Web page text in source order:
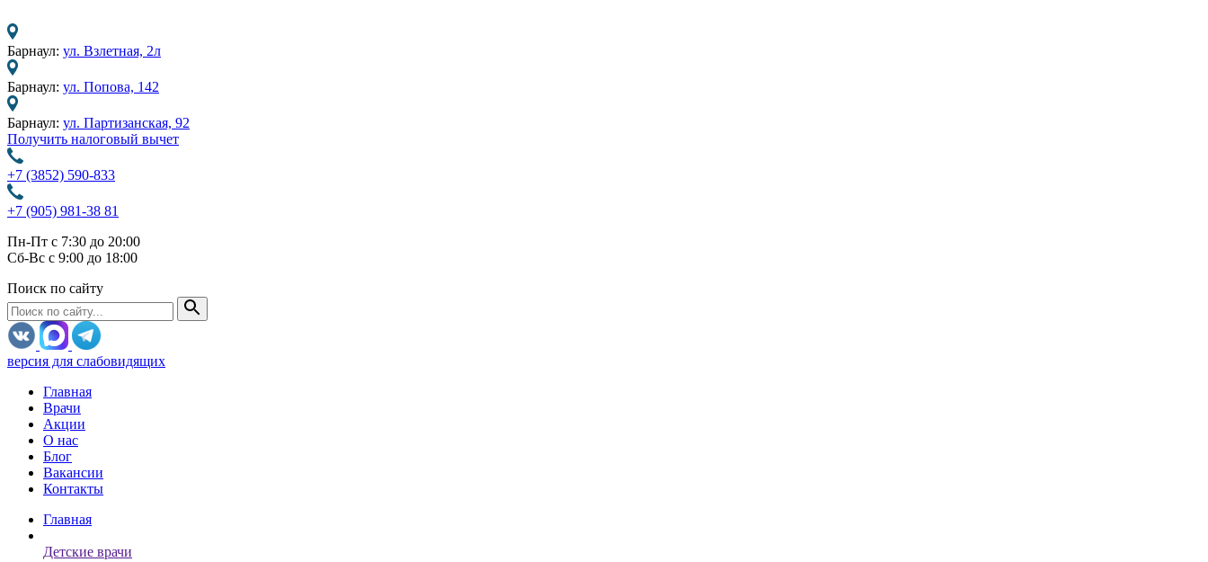
Барнаул: ул. Взлетная, 2л
Барнаул: ул. Попова, 142
Барнаул: ул. Партизанская, 92
Получить налоговый вычет
+7 (3852) 590-833
+7 (905) 981-38 81
Пн-Пт с 7:30 до 20:00
Сб-Вс с 9:00 до 18:00
Поиск по сайту
версия для слабовидящих
Главная
Врачи
Акции
О нас
Блог
Вакансии
Контакты
Главная
Детские врачи